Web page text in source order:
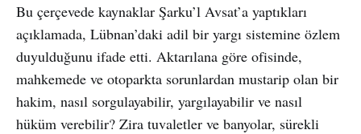
Bu çerçevede kaynaklar Şarku’l Avsat’a yaptıkları
açıklamada, Lübnan’daki adil bir yargı sistemine özlem
duyulduğunu ifade etti. Aktarılana göre ofisinde,
mahkemede ve otoparkta sorunlardan mustarip olan bir
hakim, nasıl sorgulayabilir, yargılayabilir ve nasıl
hüküm verebilir? Zira tuvaletler ve banyolar, sürekli